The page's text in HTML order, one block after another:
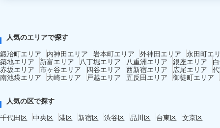
人気のエリアで探す
鍛冶町エリア
内神田エリア 岩本町エリア 外神田エリア
永田町エ
築地エリア
新富エリア 八丁堀エリア 八重洲エリア 銀座エリア
赤坂エリア 市ヶ谷エリア 四谷エリア 西新宿エリア 広尾エリア
南池袋エリア
大崎エリア 戸越エリア 五反田エリア 御徒町エリア
人気の区で探す
千代田区 中央区 港区 新宿区 渋谷区 品川区 台東区 文京区